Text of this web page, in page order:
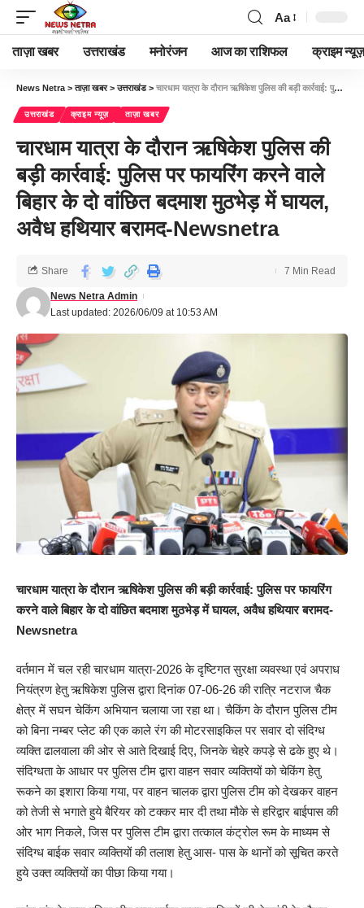
Aa
ताज़ा खबर उत्तराखंड मनोरंजन आज का राशिफल क्राइम न्यूज़
News Netra >ताज़ा खबर>उत्तराखंड> चारधाम यात्रा के दौरान ऋषिकेश पुलिस की बड़ी कार्रवाई: पुलिस पर फायरिंग करने वाले बिहार के दो वांछित बदमाश मुठभेड़ में घायल, अवैध हथियार बरामद-Newsnetra
उत्तराखंड क्राइम न्यूज़ ताज़ा खबर
चारधाम यात्रा के दौरान ऋषिकेश पुलिस की
बड़ी कार्रवाई: पुलिस पर फायरिंग करने वाले
बिहार के दो वांछित बदमाश मुठभेड़ में घायल,
अवैध हथियार बरामद-Newsnetra
Last updated: 2026/06/09 at 10:53 AM
News Netra Admin
Share 7 Min Read
चारधाम यात्रा के दौरान ऋषिकेश पुलिस की बड़ी कार्रवाई: पुलिस पर फायरिंग
करने वाले बिहार के दो वांछित बदमाश मुठभेड़ में घायल, अवैध हथियार बरामद-
Newsnetra
वर्तमान में चल रही चारधाम यात्रा-2026 के दृष्टिगत सुरक्षा व्यवस्था एवं अपराध
नियंत्रण हेतु ऋषिकेश पुलिस द्वारा दिनांक 07-06-26 की रात्रि नटराज चैक
क्षेत्र में सघन चेकिंग अभियान चलाया जा रहा था। चैकिंग के दौरान पुलिस टीम
को बिना नम्बर प्लेट की एक काले रंग की मोटरसाइकिल पर सवार दो संदिग्ध
व्यक्ति ढालवाला की ओर से आते दिखाई दिए, जिनके चेहरे कपड़े से ढके हुए थे।
संदिग्धता के आधार पर पुलिस टीम द्वारा वाहन सवार व्यक्तियों को चेकिंग हेतु
रूकने का इशारा किया गया, पर वाहन चालक द्वारा पुलिस टीम को देखकर वाहन
को तेजी से भगाते हुये बैरियर को टक्कर मार दी तथा मौके से हरिद्वार बाईपास की
ओर भाग निकले, जिस पर पुलिस टीम द्वारा तत्काल कंट्रोल रूम के माध्यम से
संदिग्ध बाईक सवार व्यक्तियों की तलाश हेतु आस- पास के थानों को सूचित करते
हुये उक्त व्यक्तियों का पीछा किया गया।